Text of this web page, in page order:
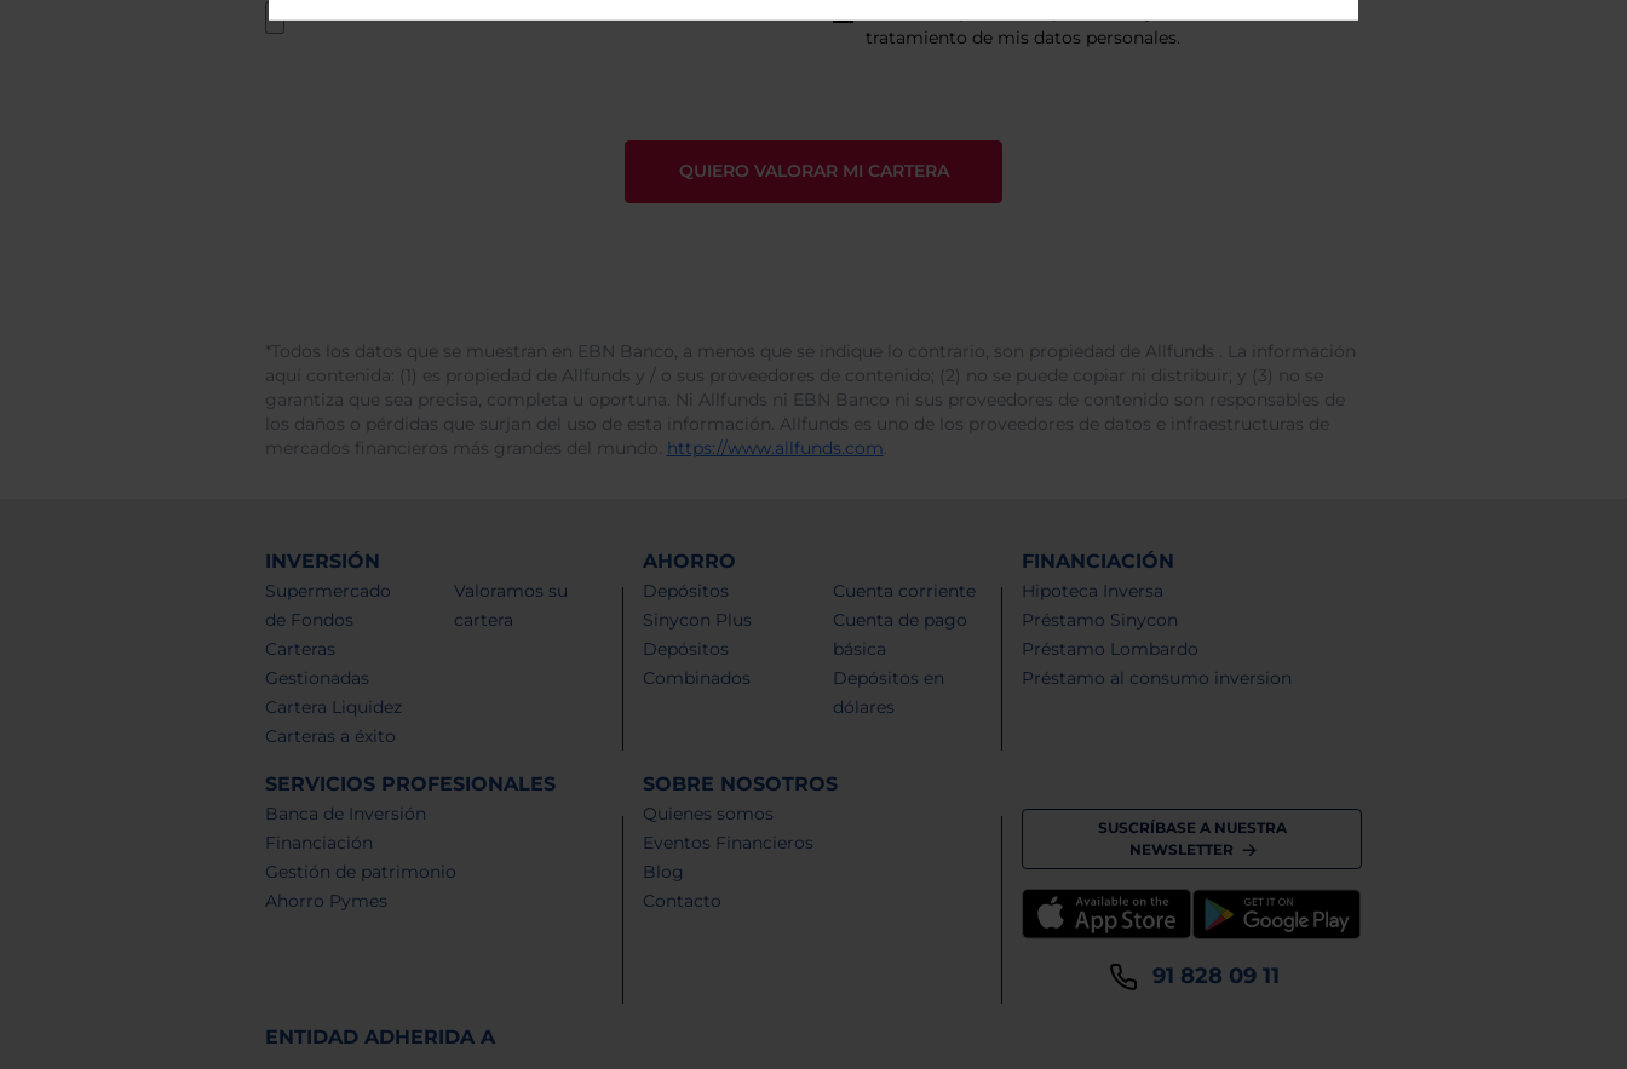
tratamiento de mis datos personales.
*Todos los datos que se muestran en EBN Banco, a menos que se indique lo contrario, son propiedad de Allfunds . La información
aquí contenida: (1) es propiedad de Allfunds y / o sus proveedores de contenido; (2) no se puede copiar ni distribuir; y (3) no se
garantiza que sea precisa, completa u oportuna. Ni Allfunds ni EBN Banco ni sus proveedores de contenido son responsables de
los daños o pérdidas que surjan del uso de esta información. Allfunds es uno de los proveedores de datos e infraestructuras de
mercados financieros más grandes del mundo. https://www.allfunds.com.
INVERSIÓN
Supermercado
de Fondos
Carteras
Gestionadas
Cartera Liquidez
Carteras a éxito
Valoramos su
cartera
AHORRO
Depósitos
Sinycon Plus
Depósitos
Combinados
Cuenta corriente
Cuenta de pago
básica
Depósitos en
dólares
FINANCIACIÓN
Hipoteca Inversa
Préstamo Sinycon
Préstamo Lombardo
Préstamo al consumo inversion
SERVICIOS PROFESIONALES
Banca de Inversión
Financiación
Gestión de patrimonio
Ahorro Pymes
SOBRE NOSOTROS
Quienes somos
Eventos Financieros
Blog
Contacto
SUSCRÍBASE A NUESTRA
NEWSLETTER
91 828 09 11
ENTIDAD ADHERIDA A